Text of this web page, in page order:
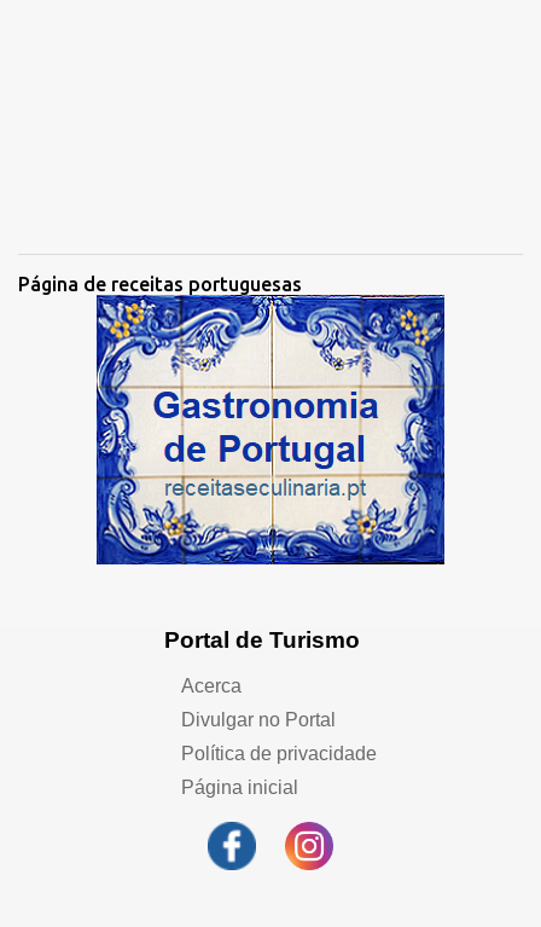
Página de receitas portuguesas
Portal de Turismo
Acerca
Divulgar no Portal
Política de privacidade
Página inicial